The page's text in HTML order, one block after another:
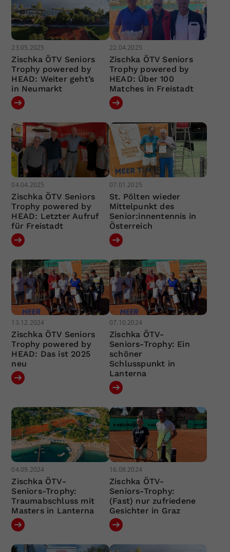
23.05.2025
Zischka ÖTV Seniors
Trophy powered by
HEAD: Weiter geht’s
in Neumarkt
22.04.2025
Zischka ÖTV Seniors
Trophy powered by
HEAD: Über 100
Matches in Freistadt
04.04.2025
Zischka ÖTV Seniors
Trophy powered by
HEAD: Letzter Aufruf
für Freistadt
07.01.2025
St. Pölten wieder
Mittelpunkt des
Senior:innentennis in
Österreich
13.12.2024
Zischka ÖTV Seniors
Trophy powered by
HEAD: Das ist 2025
neu
07.10.2024
Zischka ÖTV-
Seniors-Trophy: Ein
schöner
Schlusspunkt in
Lanterna
04.09.2024
Zischka ÖTV-
Seniors-Trophy:
Traumabschluss mit
Masters in Lanterna
16.08.2024
Zischka ÖTV-
Seniors-Trophy:
(Fast) nur zufriedene
Gesichter in Graz